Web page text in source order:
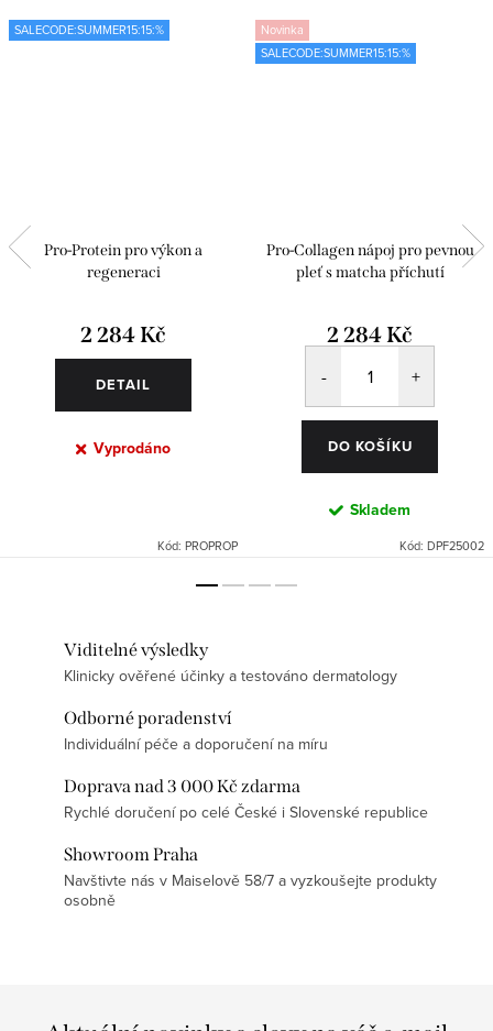
SALECODE:SUMMER15:15:%
Pro-Protein pro výkon a
regeneraci
2 284 Kč
DETAIL
Vyprodáno
Kód: PROPROP
Novinka
SALECODE:SUMMER15:15:%
Pro-Collagen nápoj pro pevnou
pleť s matcha příchutí
2 284 Kč
DO KOŠÍKU
Skladem
Kód: DPF25002
Viditelné výsledky
Klinicky ověřené účinky a testováno dermatology
Odborné poradenství
Individuální péče a doporučení na míru
Doprava nad 3 000 Kč zdarma
Rychlé doručení po celé České i Slovenské republice
Showroom Praha
Navštivte nás v Maiselově 58/7 a vyzkoušejte produkty
osobně